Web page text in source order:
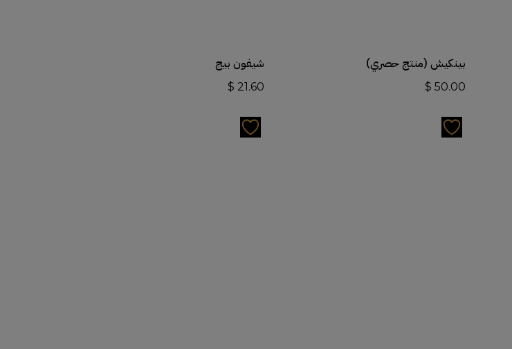
أضف إلى السلةبينكيش (منتج حصري)
$ 50.00
شيفون بيج
$ 21.60